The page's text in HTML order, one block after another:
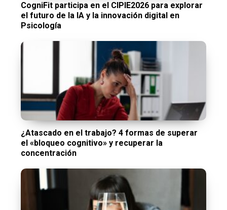
CogniFit participa en el CIPIE2026 para explorar
el futuro de la IA y la innovación digital en
Psicología
¿Atascado en el trabajo? 4 formas de superar
el «bloqueo cognitivo» y recuperar la
concentración